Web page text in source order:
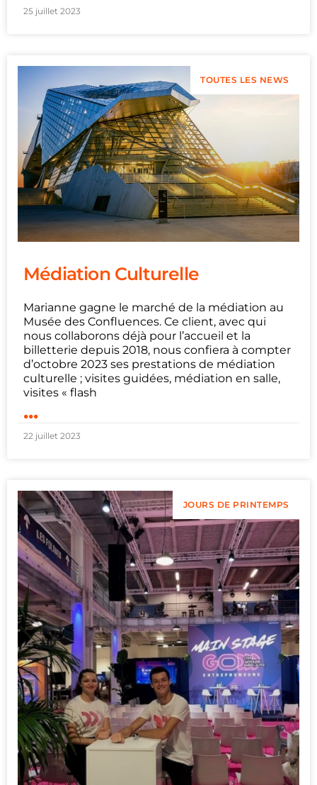
25 juillet 2023
TOUTES LES NEWS
Médiation Culturelle
Marianne gagne le marché de la médiation au
Musée des Confluences. Ce client, avec qui
nous collaborons déjà pour l’accueil et la
billetterie depuis 2018, nous confiera à compter
d’octobre 2023 ses prestations de médiation
culturelle ; visites guidées, médiation en salle,
visites « flash
...
22 juillet 2023
JOURS DE PRINTEMPS